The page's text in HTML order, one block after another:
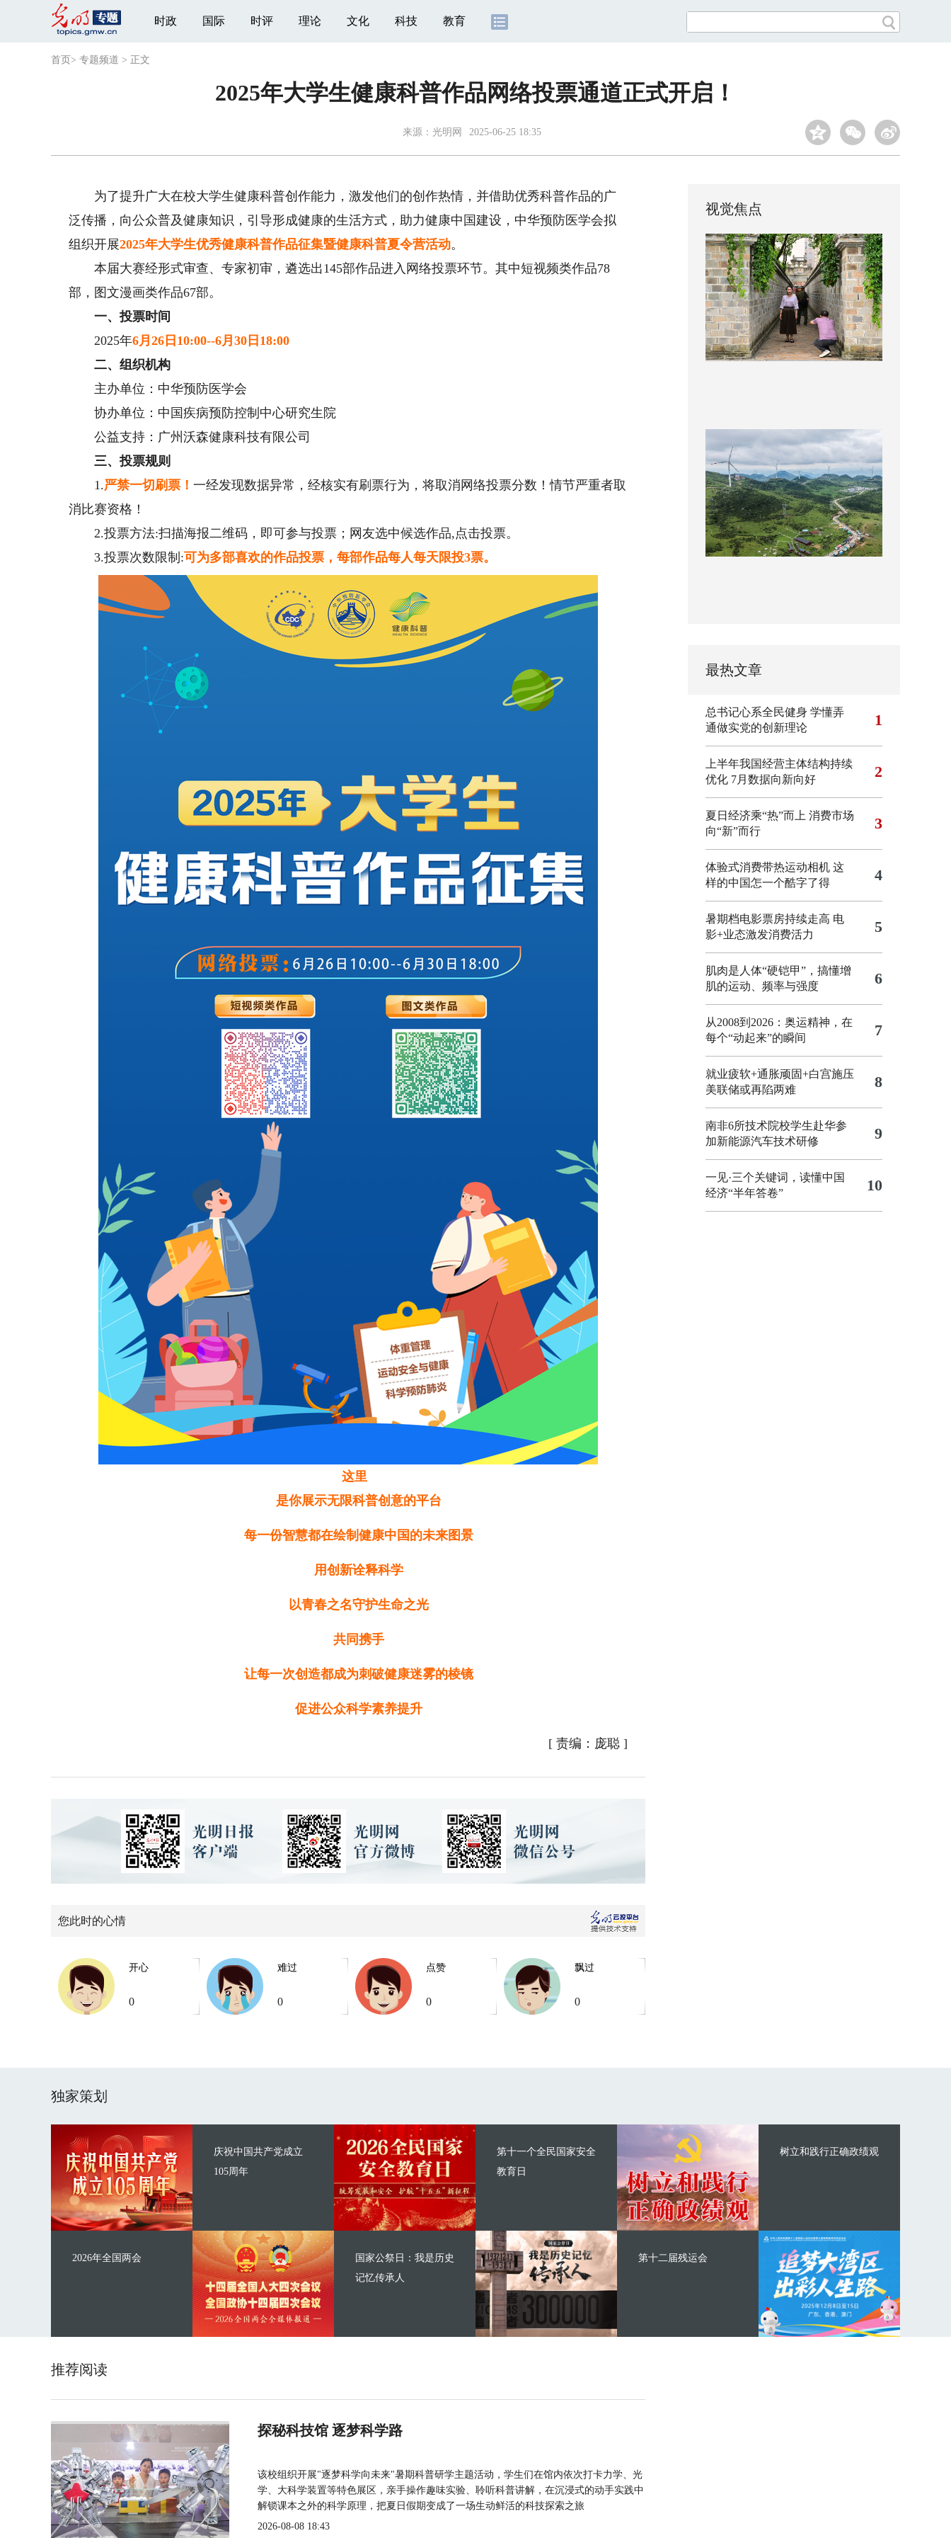
时政 国际 时评 理论 文化 科技 教育
首页 > 专题频道 > 正文
2025年大学生健康科普作品网络投票通道正式开启！
来源： 光明网 2025-06-25 18:35
为了提升广大在校大学生健康科普创作能力，激发他们的创作热情，并借助优秀科普作品的广
泛传播，向公众普及健康知识，引导形成健康的生活方式，助力健康中国建设，中华预防医学会拟
组织开展2025年大学生优秀健康科普作品征集暨健康科普夏令营活动。
本届大赛经形式审查、专家初审，遴选出145部作品进入网络投票环节。其中短视频类作品78
部，图文漫画类作品67部。
一、投票时间
2025年6月26日10:00--6月30日18:00
二、组织机构
主办单位：中华预防医学会
协办单位：中国疾病预防控制中心研究生院
公益支持：广州沃森健康科技有限公司
三、投票规则
1.严禁一切刷票！一经发现数据异常，经核实有刷票行为，将取消网络投票分数！情节严重者取
消比赛资格！
2.投票方法:扫描海报二维码，即可参与投票；网友选中候选作品,点击投票。
3.投票次数限制:可为多部喜欢的作品投票，每部作品每人每天限投3票。
这里
是你展示无限科普创意的平台
每一份智慧都在绘制健康中国的未来图景
用创新诠释科学
以青春之名守护生命之光
共同携手
让每一次创造都成为刺破健康迷雾的棱镜
促进公众科学素养提升
[ 责编：庞聪 ]
您此时的心情
开心
0
难过
0
点赞
0
飘过
0
视觉焦点
最热文章
总书记心系全民健身 学懂弄
通做实党的创新理论
1
上半年我国经营主体结构持续
优化 7月数据向新向好 2
夏日经济乘“热”而上 消费市场
向“新”而行
3
体验式消费带热运动相机 这
样的中国怎一个酷字了得
4
暑期档电影票房持续走高 电
影+业态激发消费活力
5
肌肉是人体“硬铠甲”，搞懂增
肌的运动、频率与强度
6
从2008到2026：奥运精神，在
每个“动起来”的瞬间
7
就业疲软+通胀顽固+白宫施压
美联储或再陷两难
8
南非6所技术院校学生赴华参
加新能源汽车技术研修
9
一见·三个关键词，读懂中国
经济“半年答卷”
10
独家策划
庆祝中国共产党成立
105周年
2026年全国两会
第十一个全民国家安全
教育日
国家公祭日：我是历史
记忆传承人
树立和践行正确政绩观
第十二届残运会
推荐阅读
探秘科技馆 逐梦科学路
该校组织开展"逐梦科学向未来"暑期科普研学主题活动，学生们在馆内依次打卡力学、光
学、大科学装置等特色展区，亲手操作趣味实验、聆听科普讲解，在沉浸式的动手实践中
解锁课本之外的科学原理，把夏日假期变成了一场生动鲜活的科技探索之旅
2026-08-08 18:43